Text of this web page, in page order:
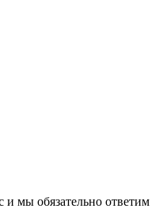
и мы обязательно ответим